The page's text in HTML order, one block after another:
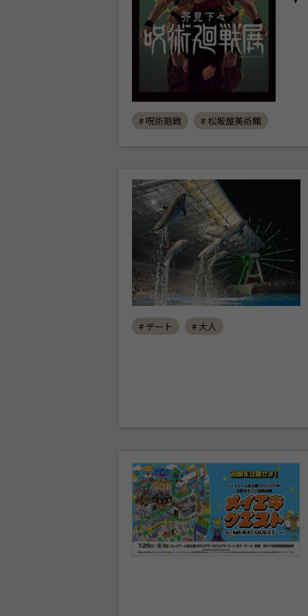
# 呪術廻戦 # 松坂屋美術館
# デート # 大人